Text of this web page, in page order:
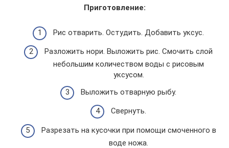
Приготовление:
Рис отварить. Остудить. Добавить уксус.
Разложить нори. Выложить рис. Смочить слой
небольшим количеством воды с рисовым
уксусом.
Выложить отварную рыбу.
Свернуть.
Разрезать на кусочки при помощи смоченного в
воде ножа.